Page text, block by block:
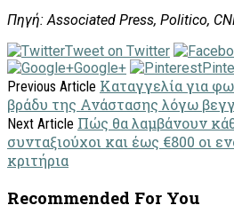
Πηγή: Associated Press, Politico,
Tweet on Twitter
Google+
Previous Article Καταγγελία για
βράδυ της Ανάστασης λόγω
Next Article Πώς θα λαμβάνουν
συνταξιούχοι και έως €800 oι
κριτήρια
Recommended For You